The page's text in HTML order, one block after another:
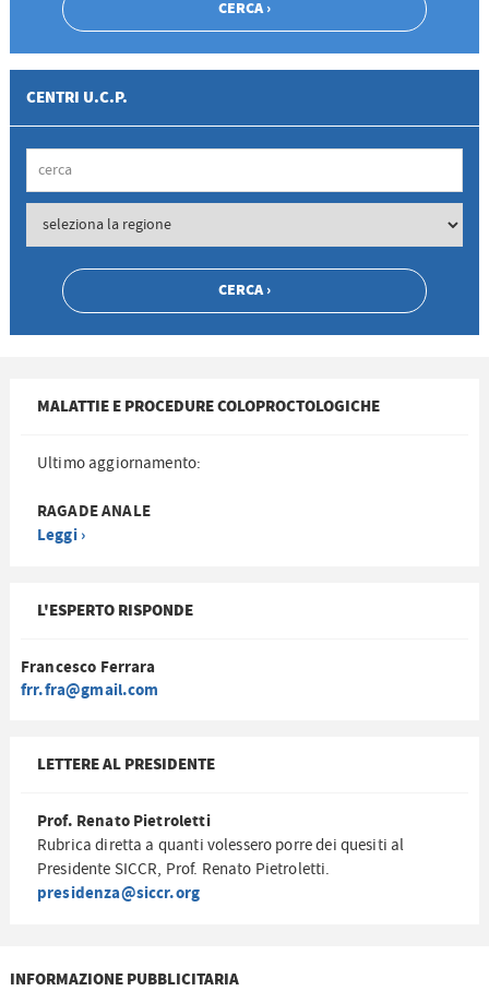
CENTRI U.C.P.
MALATTIE E PROCEDURE COLOPROCTOLOGICHE
Ultimo aggiornamento:
RAGADE ANALE
Leggi ›
L'ESPERTO RISPONDE
Francesco Ferrara
frr.fra@gmail.com
LETTERE AL PRESIDENTE
Prof. Renato Pietroletti
Rubrica diretta a quanti volessero porre dei quesiti al
Presidente SICCR, Prof. Renato Pietroletti.
presidenza@siccr.org
INFORMAZIONE PUBBLICITARIA